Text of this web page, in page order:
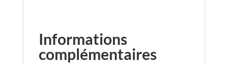
Informations
complémentaires